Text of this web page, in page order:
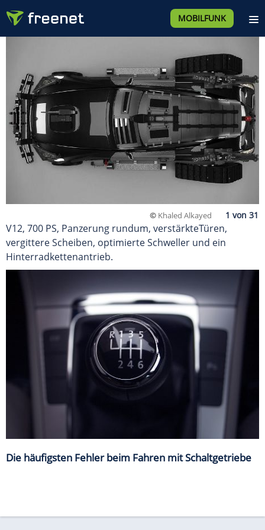
MOBILFUNK
© Khaled Alkayed
V12, 700 PS, Panzerung rundum, verstärkteTüren,
vergittere Scheiben, optimierte Schweller und ein
Hinterradkettenantrieb.
Die häufigsten Fehler beim Fahren mit Schaltgetriebe